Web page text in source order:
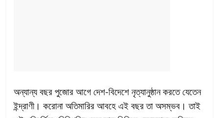
অন্যান্য বছর পুজোর আগে দেশ-বিদেশে নৃত্যানুষ্ঠান করতে যেতেন
ইন্দ্রাণী। করোনা অতিমারির আবহে এই বছর তা অসম্ভব। তাই